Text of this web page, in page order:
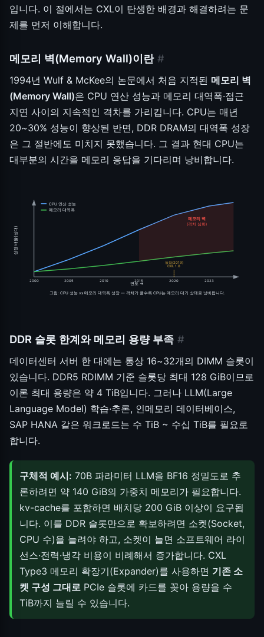
입니다. 이 절에서는 CXL이 탄생한 배경과 해결하려는 문
제를 먼저 이해합니다.
메모리 벽(Memory Wall)이란 #
1994년 Wulf & McKee의 논문에서 처음 지적된 메모리 벽
(Memory Wall)은 CPU 연산 성능과 메모리 대역폭·접근
지연 사이의 지속적인 격차를 가리킵니다. CPU는 매년
20~30% 성능이 향상된 반면, DDR DRAM의 대역폭 성장
은 그 절반에도 미치지 못했습니다. 그 결과 현대 CPU는
대부분의 시간을 메모리 응답을 기다리며 낭비합니다.
연도 →
성장 배율(상대)
메모리 벽
(격차 심화)
CPU 연산 성능
메모리 대역폭
2000 2005 2010 2015 2020 2023
CXL 1.0
등장(2019)
그림: CPU 성능 vs 메모리 대역폭 성장 — 격차가 클수록 CPU는 메모리 대기 상태로 낭비됩니다.
DDR 슬롯 한계와 메모리 용량 부족 #
데이터센터 서버 한 대에는 통상 16~32개의 DIMM 슬롯이
있습니다. DDR5 RDIMM 기준 슬롯당 최대 128 GiB이므로
이론 최대 용량은 약 4 TiB입니다. 그러나 LLM(Large
Language Model) 학습·추론, 인메모리 데이터베이스,
SAP HANA 같은 워크로드는 수 TiB ~ 수십 TiB를 필요로
합니다.
구체적 예시: 70B 파라미터 LLM을 BF16 정밀도로 추
론하려면 약 140 GiB의 가중치 메모리가 필요합니다.
kv-cache를 포함하면 배치당 200 GiB 이상이 요구됩
니다. 이를 DDR 슬롯만으로 확보하려면 소켓(Socket,
CPU 수)을 늘려야 하고, 소켓이 늘면 소프트웨어 라이
선스·전력·냉각 비용이 비례해서 증가합니다. CXL
Type3 메모리 확장기(Expander)를 사용하면 기존 소
켓 구성 그대로PCIe 슬롯에 카드를 꽂아 용량을 수
TiB까지 늘릴 수 있습니다.